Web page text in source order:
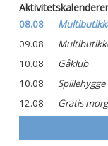
08.08
09.08
10.08
Gåklub
10.08
Spillehygge
12.08
Gratis